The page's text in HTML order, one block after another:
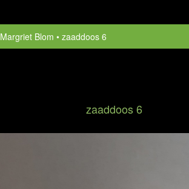
Margriet Blom
zaaddoos 6
zaaddoos 6